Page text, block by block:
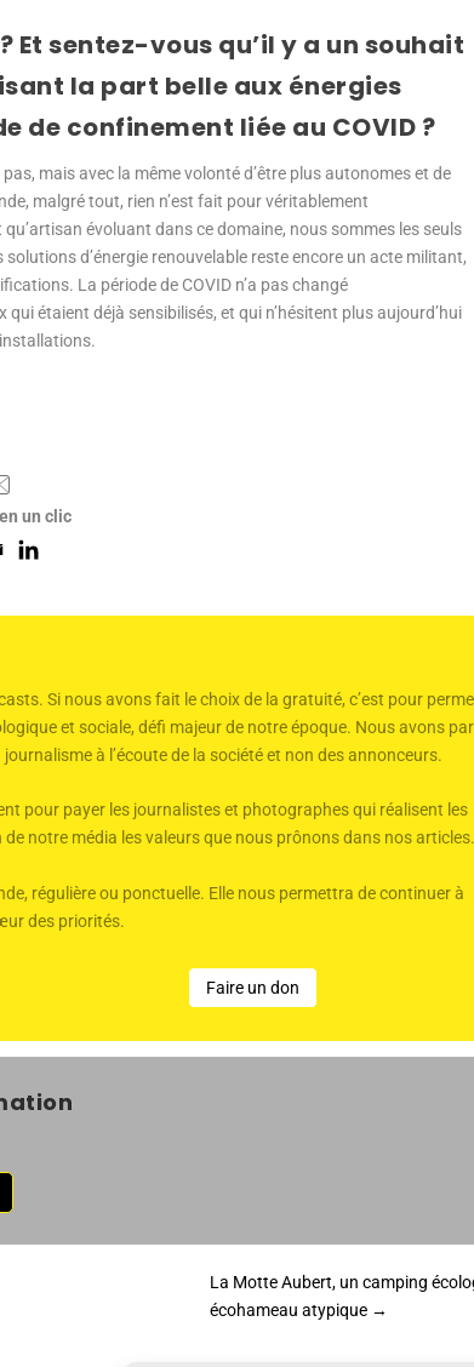
sentez-vous qu’il y a un souhait
la part belle aux énergies
confinement liée au COVID ?
mais avec la même volonté d’être plus autonomes et de
malgré tout, rien n’est fait pour véritablement
évoluant dans ce domaine, nous sommes les seuls
d’énergie renouvelable reste encore un acte militant,
La période de COVID n’a pas changé
étaient déjà sensibilisés, et qui n’hésitent plus aujourd’hui
un clic
Si nous avons fait le choix de la gratuité, c’est pour
et sociale, défi majeur de notre époque. Nous avons par
à l’écoute de la société et non des annonceurs.
pour payer les journalistes et photographes qui réalisent les
notre média les valeurs que nous prônons dans nos articles.
régulière ou ponctuelle. Elle nous permettra de continuer à
des priorités.
Faire un don
La Motte Aubert, un camping
écohameau atypique→